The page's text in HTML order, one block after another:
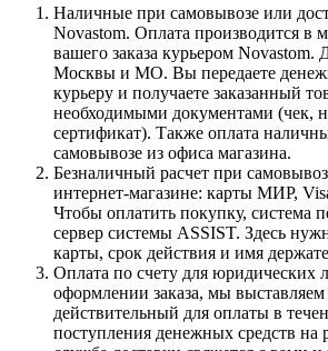
Наличные при самовывозе или
Novastom. Оплата производится в
вашего заказа курьером Novastom.
Москвы и МО. Вы передаете
курьеру и получаете заказанный
необходимыми документами (чек,
сертификат). Также оплата
самовывозе из офиса магазина.
Безналичный расчет при
интернет-магазине: карты МИР,
Чтобы оплатить покупку, система
сервер системы ASSIST. Здесь
карты, срок действия и имя
Оплата по счету для юридических
оформлении заказа, мы выставляем
действительный для оплаты в
поступления денежных средств на